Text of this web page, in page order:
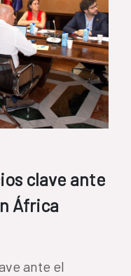
clave ante
África
ante el